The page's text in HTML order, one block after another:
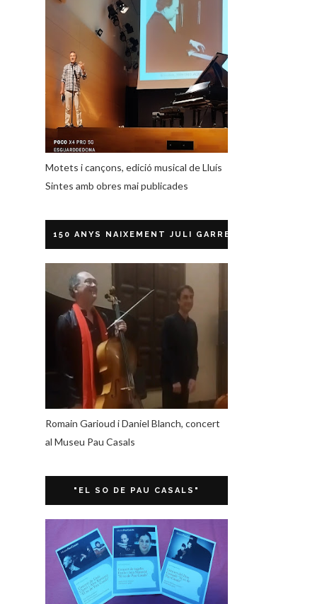
Motets i cançons, edició musical de Lluís
Sintes amb obres mai publicades
150 ANYS NAIXEMENT JULI GARRETA
Romain Garioud i Daniel Blanch, concert
al Museu Pau Casals
"EL SO DE PAU CASALS"